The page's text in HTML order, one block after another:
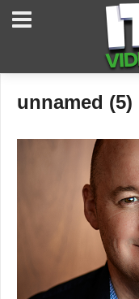
unnamed (5)